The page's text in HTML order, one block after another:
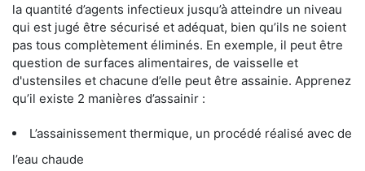
la quantité d’agents infectieux jusqu’à atteindre un niveau
qui est jugé être sécurisé et adéquat, bien qu’ils ne soient
pas tous complètement éliminés. En exemple, il peut être
question de surfaces alimentaires, de vaisselle et
d'ustensiles et chacune d’elle peut être assainie. Apprenez
qu’il existe 2 manières d’assainir :
L’assainissement thermique, un procédé réalisé avec de
l’eau chaude